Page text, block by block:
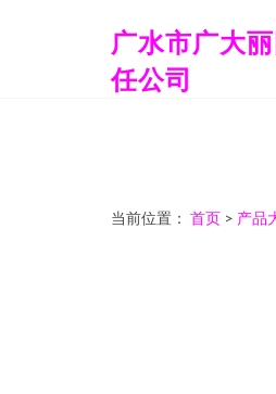
广水市广大
任公司
当前位置： 首页 > 产品